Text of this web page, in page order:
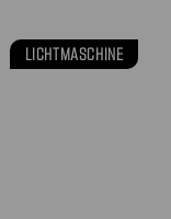
LICHTMASCHINE